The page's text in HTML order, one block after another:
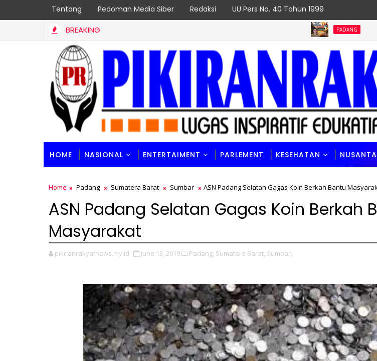
Tentang Pedoman Media Siber Redaksi UU Pers No. 40 Tahun 1999
BREAKING PADANG
HOME NASIONAL ENTERTAIMENT PARLEMENT KESEHATAN
Home Padang Sumatera Barat Sumbar ASN Padang Selatan Gagas Koin Berkah Bantu
ASN Padang Selatan Gagas Koin Berkah
Masyarakat
pikiranrakyatnews.my.id June 13, 2019 Padang, Sumatera Barat, Sumbar,